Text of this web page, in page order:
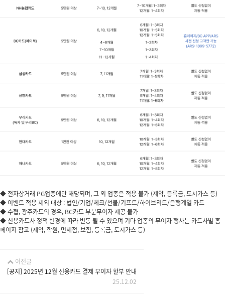
◆ 전자상거래 PG업종에만 해당되며, 그 외 업종은 적용 불가 (제약, 등록금, 도시가스 등)
◆ 이벤트 적용 제외 대상 : 법인/기업/체크/선불/기프트/하이브리드/은행계열 카드
◆ 수협, 광주카드의 경우, BC카드 부분무이자 제공 불가
◆ 신용카드사 정책 변경에 따라 변동 될 수 있으며 기타 업종의 무이자 행사는 카드사별 홈
페이지 참고 (제약, 학원, 면세점, 보험, 등록금, 도시가스 등)
이전글
[공지] 2025년 12월 신용카드 결제 무이자 할부 안내
25.12.02